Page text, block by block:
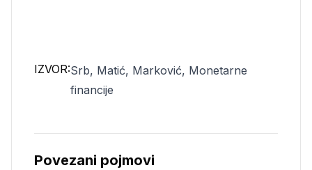
IZVOR:Srb, Matić, Marković, Monetarne
financije
Povezani pojmovi